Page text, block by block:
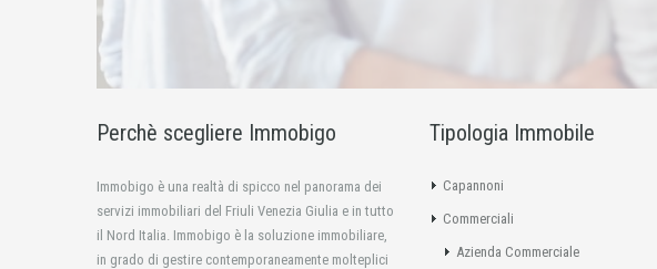
Perchè scegliere Immobigo
Immobigo è una realtà di spicco nel panorama dei
servizi immobiliari del Friuli Venezia Giulia e in tutto
il Nord Italia. Immobigo è la soluzione immobiliare,
in grado di gestire contemporaneamente molteplici
Tipologia Immobile
Capannoni
Commerciali
Azienda Commerciale